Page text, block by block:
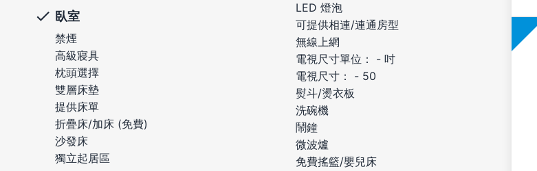
臥室
禁煙
高級寢具
枕頭選擇
雙層床墊
提供床單
折疊床/加床 (免費)
沙發床
獨立起居區
LED 燈泡
可提供相連/連通房型
無線上網
電視尺寸單位： - 吋
電視尺寸： - 50
熨斗/燙衣板
洗碗機
鬧鐘
微波爐
免費搖籃/嬰兒床